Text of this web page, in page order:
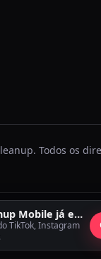
Todos os
RepostCleanup Mobile já está disponível
TikTok, Instagram